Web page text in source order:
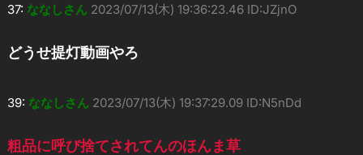
37: ななしさん 2023/07/13(木) 19:36:23.46 ID:JZjnO
どうせ提灯動画やろ
39: ななしさん 2023/07/13(木) 19:37:29.09 ID:N5nDd
粗品に呼び捨てされてんのほんま草